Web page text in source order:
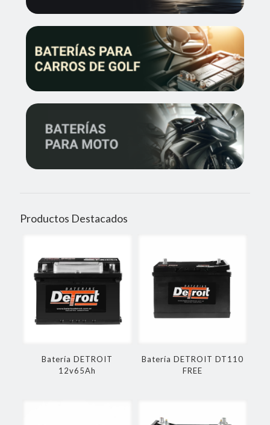
Productos Destacados
Batería DETROIT
12v65Ah
Batería DETROIT DT110
FREE